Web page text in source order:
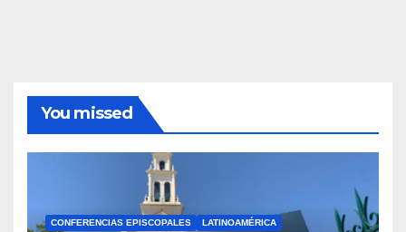
You missed
CONFERENCIAS EPISCOPALES LATINOAMÉRICA